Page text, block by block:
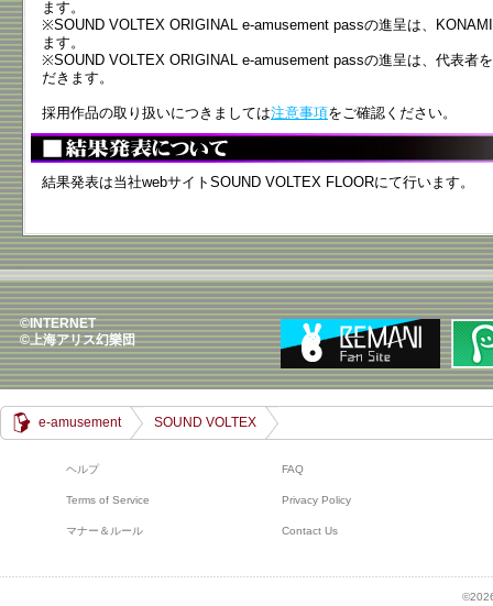
ます。
※SOUND VOLTEX ORIGINAL e-amusement passの進呈は、
ます。
※SOUND VOLTEX ORIGINAL e-amusement passの進呈は、代表者
だきます。
採用作品の取り扱いにつきましては注意事項をご確認ください。
結果発表は当社webサイトSOUND VOLTEX FLOORにて行います。
©INTERNET
©上海アリス幻樂団
e-amusement SOUND VOLTEX
ヘルプ FAQ
Terms of Service Privacy Policy
マナー＆ルール Contact Us